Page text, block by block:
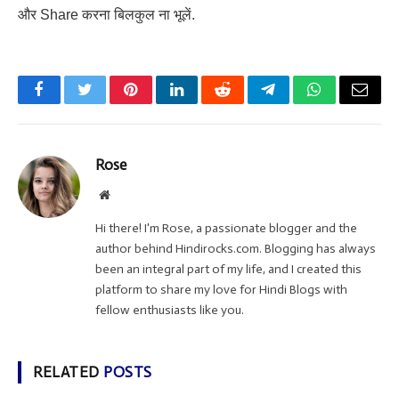
और Share करना बिलकुल ना भूलें.
FacebookTwitterPinterestLinkedInRedditTelegramWhatsApp
Email
Rose
Website
Hi there! I'm Rose, a passionate blogger and the
author behind Hindirocks.com. Blogging has always
been an integral part of my life, and I created this
platform to share my love for Hindi Blogs with
fellow enthusiasts like you.
RELATED POSTS